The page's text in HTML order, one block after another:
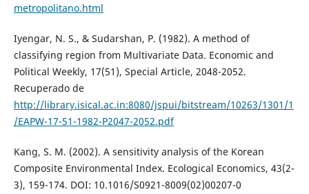
metropolitano.html
Iyengar, N. S., & Sudarshan, P. (1982). A method of
classifying region from Multivariate Data. Economic and
Political Weekly, 17(51), Special Article, 2048-2052.
Recuperado de
http://library.isical.ac.in:8080/jspui/bitstream/10263/1301/1
/EAPW-17-51-1982-P2047-2052.pdf
Kang, S. M. (2002). A sensitivity analysis of the Korean
Composite Environmental Index. Ecological Economics, 43(2-
3), 159-174. DOI: 10.1016/S0921-8009(02)00207-0